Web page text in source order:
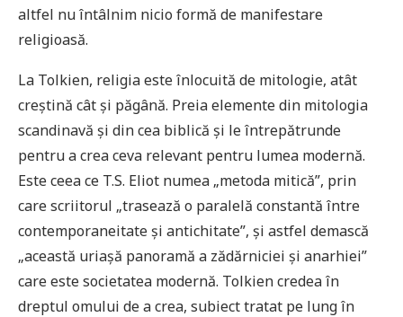
altfel nu întâlnim nicio formă de manifestare
religioasă.
La Tolkien, religia este înlocuită de mitologie, atât
creștină cât și păgână. Preia elemente din mitologia
scandinavă și din cea biblică și le întrepătrunde
pentru a crea ceva relevant pentru lumea modernă.
Este ceea ce T.S. Eliot numea „metoda mitică”, prin
care scriitorul „trasează o paralelă constantă între
contemporaneitate și antichitate”, și astfel demască
„această uriașă panoramă a zădărniciei și anarhiei”
care este societatea modernă. Tolkien credea în
dreptul omului de a crea, subiect tratat pe lung în